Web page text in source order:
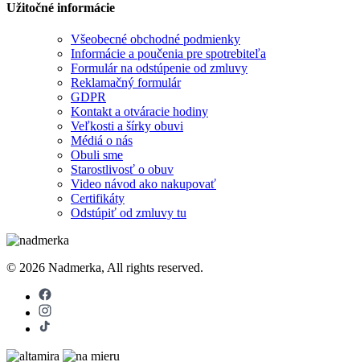
Užitočné informácie
Všeobecné obchodné podmienky
Informácie a poučenia pre spotrebiteľa
Formulár na odstúpenie od zmluvy
Reklamačný formulár
GDPR
Kontakt a otváracie hodiny
Veľkosti a šírky obuvi
Médiá o nás
Obuli sme
Starostlivosť o obuv
Video návod ako nakupovať
Certifikáty
Odstúpiť od zmluvy tu
© 2026 Nadmerka, All rights reserved.